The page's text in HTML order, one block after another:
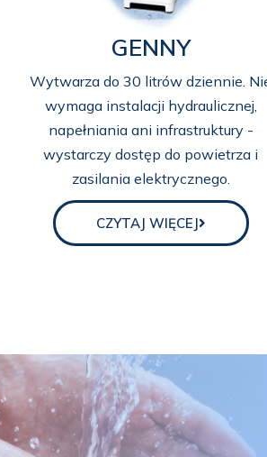
GENNY
Wytwarza do 30 litrów dziennie.
wymaga instalacji hydraulicznej,
napełniania ani infrastruktury -
wystarczy dostęp do powietrza i
zasilania elektrycznego.
CZYTAJ WIĘCEJ